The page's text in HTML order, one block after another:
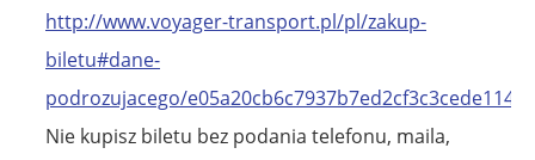
http://www.voyager-transport.pl/pl/zakup-
biletu#dane-
podrozujacego/e05a20cb6c7937b7ed2cf3c3cede114b
Nie kupisz biletu bez podania telefonu, maila,